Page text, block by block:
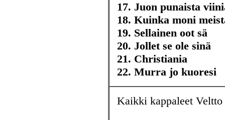
17. Juon punaista
18. Kuinka moni
19. Sellainen oot sä
20. Jollet se ole sinä
21. Christiania
22. Murra jo kuoresi
Kaikki kappaleet Veltto